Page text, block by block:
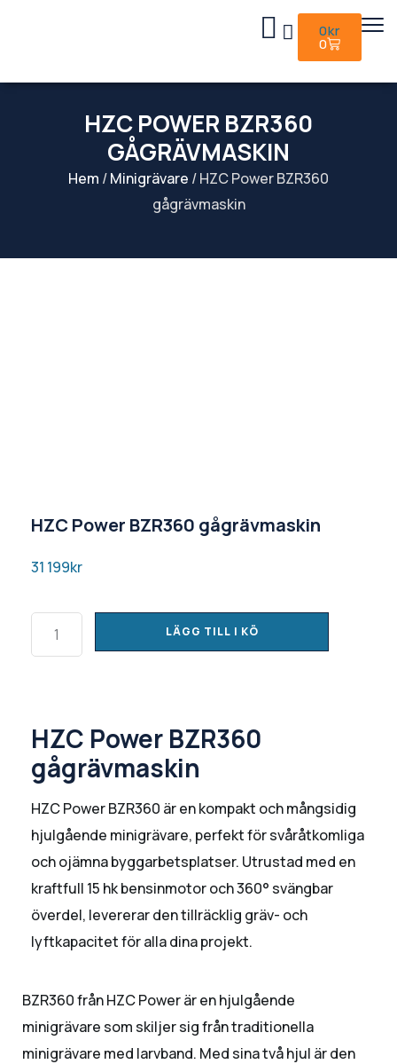
0kr
0
HZC POWER BZR360
GÅGRÄVMASKIN
Hem /Minigrävare / HZC Power BZR360
gågrävmaskin
HZC Power BZR360 gågrävmaskin
31 199kr
LÄGG TILL I KÖ
HZC Power BZR360
gågrävmaskin
HZC Power BZR360 är en kompakt och mångsidig
hjulgående minigrävare, perfekt för svåråtkomliga
och ojämna byggarbetsplatser. Utrustad med en
kraftfull 15 hk bensinmotor och 360° svängbar
överdel, levererar den tillräcklig gräv- och
lyftkapacitet för alla dina projekt.
BZR360 från HZC Power är en hjulgående
minigrävare som skiljer sig från traditionella
minigrävare med larvband. Med sina två hjul är den